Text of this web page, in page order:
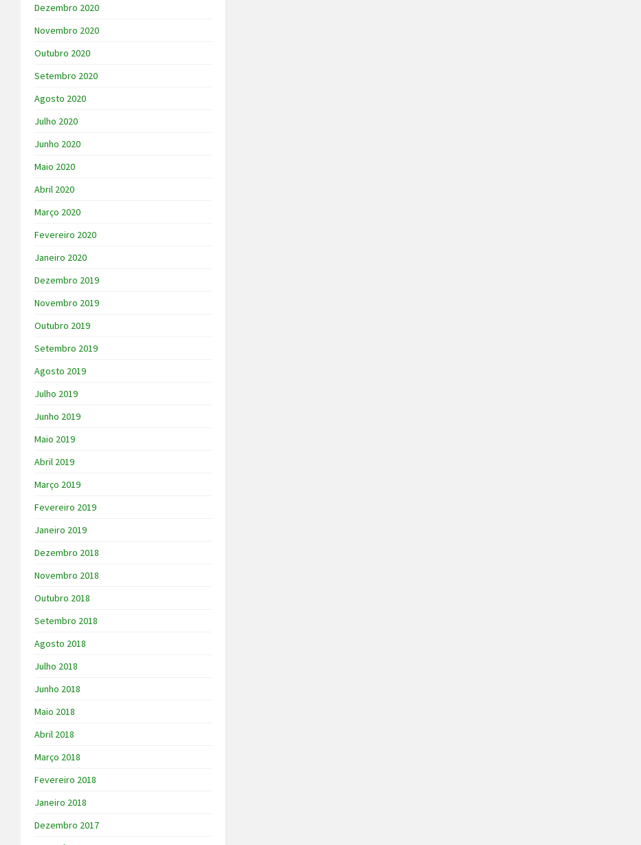
Dezembro 2020
Novembro 2020
Outubro 2020
Setembro 2020
Agosto 2020
Julho 2020
Junho 2020
Maio 2020
Abril 2020
Março 2020
Fevereiro 2020
Janeiro 2020
Dezembro 2019
Novembro 2019
Outubro 2019
Setembro 2019
Agosto 2019
Julho 2019
Junho 2019
Maio 2019
Abril 2019
Março 2019
Fevereiro 2019
Janeiro 2019
Dezembro 2018
Novembro 2018
Outubro 2018
Setembro 2018
Agosto 2018
Julho 2018
Junho 2018
Maio 2018
Abril 2018
Março 2018
Fevereiro 2018
Janeiro 2018
Dezembro 2017